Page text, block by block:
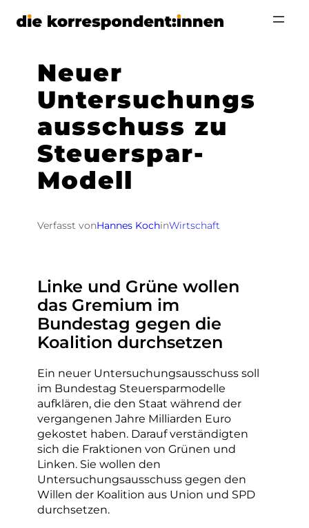
Zum
Neuer
Untersuchungs
ausschuss zu
Steuerspar-
Modell
Verfasst vonHannes KochinWirtschaft
Linke und Grüne wollen
das Gremium im
Bundestag gegen die
Koalition durchsetzen
Ein neuer Untersuchungsausschuss soll
im Bundestag Steuersparmodelle
aufklären, die den Staat während der
vergangenen Jahre Milliarden Euro
gekostet haben. Darauf verständigten
sich die Fraktionen von Grünen und
Linken. Sie wollen den
Untersuchungsausschuss gegen den
Willen der Koalition aus Union und SPD
durchsetzen.